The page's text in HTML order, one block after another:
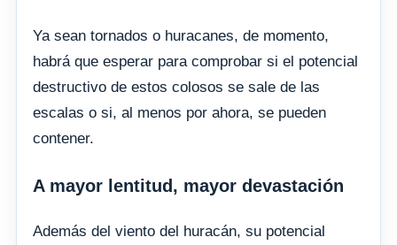
Ya sean tornados o huracanes, de momento,
habrá que esperar para comprobar si el potencial
destructivo de estos colosos se sale de las
escalas o si, al menos por ahora, se pueden
contener.
A mayor lentitud, mayor devastación
Además del viento del huracán, su potencial